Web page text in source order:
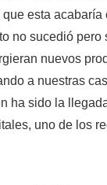
esta acabaría
no sucedió pero
nuevos
a nuestras
ha sido la
uno de los